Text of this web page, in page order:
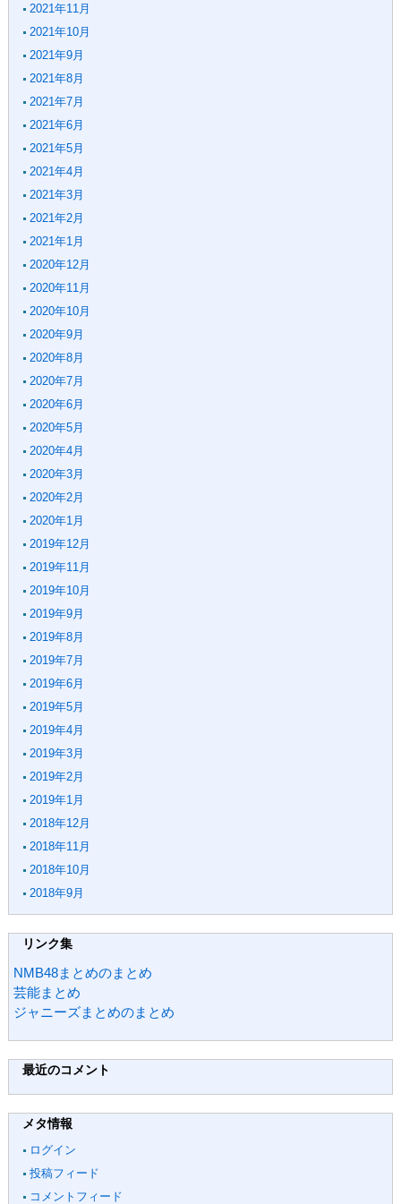
2021年11月
2021年10月
2021年9月
2021年8月
2021年7月
2021年6月
2021年5月
2021年4月
2021年3月
2021年2月
2021年1月
2020年12月
2020年11月
2020年10月
2020年9月
2020年8月
2020年7月
2020年6月
2020年5月
2020年4月
2020年3月
2020年2月
2020年1月
2019年12月
2019年11月
2019年10月
2019年9月
2019年8月
2019年7月
2019年6月
2019年5月
2019年4月
2019年3月
2019年2月
2019年1月
2018年12月
2018年11月
2018年10月
2018年9月
リンク集
NMB48まとめのまとめ
芸能まとめ
ジャニーズまとめのまとめ
最近のコメント
メタ情報
ログイン
投稿フィード
コメントフィード